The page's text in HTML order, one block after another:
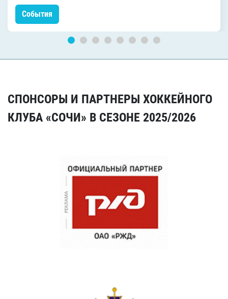
События
СПОНСОРЫ И ПАРТНЕРЫ ХОККЕЙНОГО
КЛУБА «СОЧИ» В СЕЗОНЕ 2025/2026